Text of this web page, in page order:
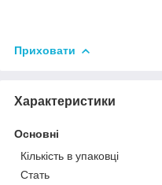
Приховати
Характеристики
Основні
Кількість в упаковці
Стать